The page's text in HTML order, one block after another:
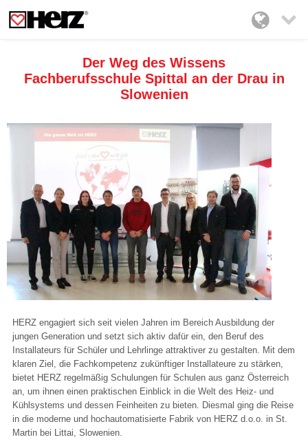

Der Weg des Wissens
Fachberufsschule Spittal an der Drau in
Slowenien
HERZ engagiert sich seit vielen Jahren im Bereich Ausbildung der
jungen Generation und setzt sich aktiv dafür ein, den Beruf des
Installateurs für Schüler und Lehrlinge attraktiver zu gestalten. Mit dem
klaren Ziel, die Fachkompetenz zukünftiger Installateure zu stärken,
bietet HERZ regelmäßig Schulungen für Schulen aus ganz Österreich
an, um ihnen einen praktischen Einblick in die Welt des Heiz- und
Kühlsystems und dessen Feinheiten zu bieten. Diesmal ging die Reise
in die moderne und hochautomatisierte Fabrik von HERZ d.o.o. in St.
Martin bei Littai, Slowenien.